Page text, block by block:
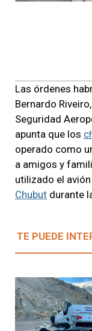
Las órdenes
Bernardo
Seguridad
apunta que los
operado como
a amigos y
utilizado el
Chubut durante
TE PUEDE